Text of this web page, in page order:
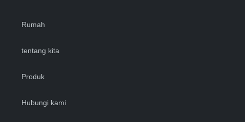
Rumah
tentang kita
Produk
Hubungi kami